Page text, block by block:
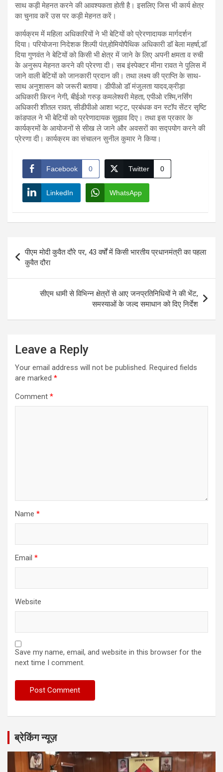
साथ कड़ी मेहनत करने की आवश्यकता होती है। इसलिए जिस भी कार्य क्षेत्र
का चुनाव करें उस पर कड़ी मेहनत करें।
कार्यक्रम में महिला अधिकारियों ने भी बेटियों को प्रेरणादायक मार्गदर्शन
दिया। परियोजना निदेशक शिल्पी पंत,होमियोपैथिक अधिकारी डॉ बेला महर्षा,डॉ
दिया गुणवंत ने बेटियों को किसी भी क्षेत्र में जाने के लिए अपनी क्षमता व रुची
के अनुरूप मेहनत करने की प्रेरणा दी। सब इंस्पेक्टर मीना रावत ने पुलिस में
जाने वाली बेटियों को जानकारी प्रदान की। तथा लक्ष्य की प्राप्ति के साथ-
साथ अनुशासन को जरूरी बताया। डीपीओ डॉ मंजुलता यादव,क्रीड़ा
अधिकारी किरन नेगी, बीईओ गरुड़ कमलेश्वरी मेहता, एपीओ रश्मि,नर्सिंग
अधिकारी शीतल रावत, सीडीपीओ आशा भट्ट, प्रबंधक वन स्टॉप सेंटर सृष्टि
कांडपाल ने भी बेटियों को प्ररेणादायक सुझाव दिए। तथा इस प्रकार के
कार्यक्रमों के आयोजनों से सीख ले जाने और अवसरों का सद्पयोग करने की
प्रेरणा दी। कार्यक्रम का संचालन सुनील कुमार ने किया।
Facebook 0 Twitter 0
LinkedIn WhatsApp
navigation
पीएम मोदी कुवैत दौरे पर, 43 वर्षों में किसी भारतीय प्रधानमंत्री का पहला
कुवैत दौरा
सीएम धामी से विभिन्न क्षेत्रों से आए जनप्रतिनिधियों ने की भेंट,
समस्याओं के जल्द समाधान को दिए निर्देश
Leave a Reply
Your email address will not be published. Required fields
are marked *
Comment *
Name *
Email *
Website
Save my name, email, and website in this browser for the
next time I comment.
ब्रेकिंग न्यूज़